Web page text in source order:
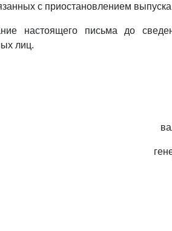
с приостановлением
настоящего письма до
лиц.